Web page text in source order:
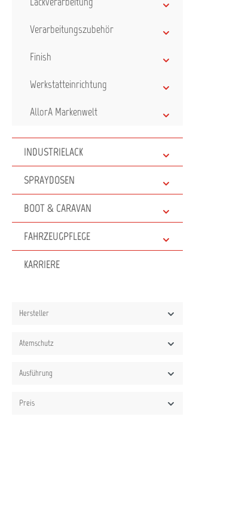
Verarbeitungszubehör
Finish
Werkstatteinrichtung
AllorA Markenwelt
INDUSTRIELACK
SPRAYDOSEN
BOOT & CARAVAN
FAHRZEUGPFLEGE
KARRIERE
Hersteller
Atemschutz
Ausführung
Preis